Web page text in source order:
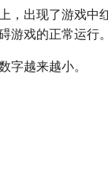
，出现了游戏中
游戏的正常运行。
字越来越小。